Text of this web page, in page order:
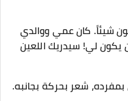
شيئاً. كان عمي ووالدي
يكون لي! سيدريك اللعين
شعر بحركة بجانبه.